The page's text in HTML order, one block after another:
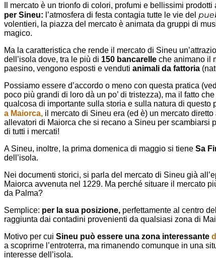
Il mercato è un trionfo di colori, profumi e bellissimi
per Sineu: l’atmosfera di festa contagia tutte le vie del
volentieri, la piazza del mercato è animata da gruppi di
magico.
Ma la caratteristica che rende il mercato di Sineu
dell’isola dove, tra le più di 150 bancarelle che animano il
paesino, vengono esposti e venduti animali da fattoria
Possiamo essere d’accordo o meno con questa pratica
poco più grandi di loro dà un po’ di tristezza), ma il fatto
qualcosa di importante sulla storia e sulla natura di questo
a Maiorca, il mercato di Sineu era (ed è) un mercato diretto
allevatori di Maiorca che si recano a Sineu per scambiarsi
di tutti i mercati!
A Sineu, inoltre, la prima domenica di maggio si tiene Sa
dell’isola.
Nei documenti storici, si parla del mercato di Sineu già
Maiorca avvenuta nel 1229. Ma perché situare il mercato
da Palma?
Semplice: per la sua posizione, perfettamente al centro
raggiunta dai contadini provenienti da qualsiasi zona di
Motivo per cui Sineu può essere una zona interessante
a scoprirne l’entroterra, ma rimanendo comunque in una
interesse dell’isola.